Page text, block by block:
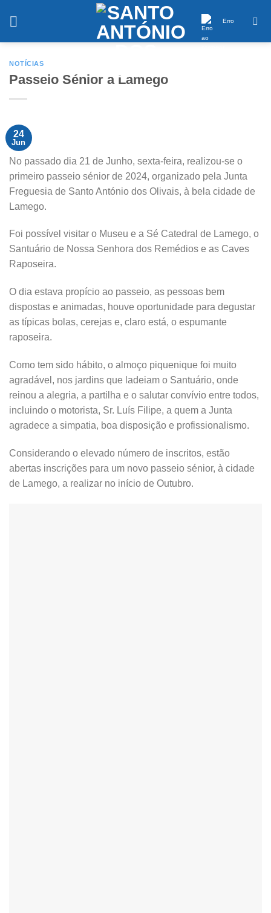
Erro
NOTÍCIAS
Passeio Sénior a Lamego
24
Jun
No passado dia 21 de Junho, sexta-feira, realizou-se o
primeiro passeio sénior de 2024, organizado pela Junta
Freguesia de Santo António dos Olivais, à bela cidade de
Lamego.
Foi possível visitar o Museu e a Sé Catedral de Lamego, o
Santuário de Nossa Senhora dos Remédios e as Caves
Raposeira.
O dia estava propício ao passeio, as pessoas bem
dispostas e animadas, houve oportunidade para degustar
as típicas bolas, cerejas e, claro está, o espumante
raposeira.
Como tem sido hábito, o almoço piquenique foi muito
agradável, nos jardins que ladeiam o Santuário, onde
reinou a alegria, a partilha e o salutar convívio entre todos,
incluindo o motorista, Sr. Luís Filipe, a quem a Junta
agradece a simpatia, boa disposição e profissionalismo.
Considerando o elevado número de inscritos, estão
abertas inscrições para um novo passeio sénior, à cidade
de Lamego, a realizar no início de Outubro.